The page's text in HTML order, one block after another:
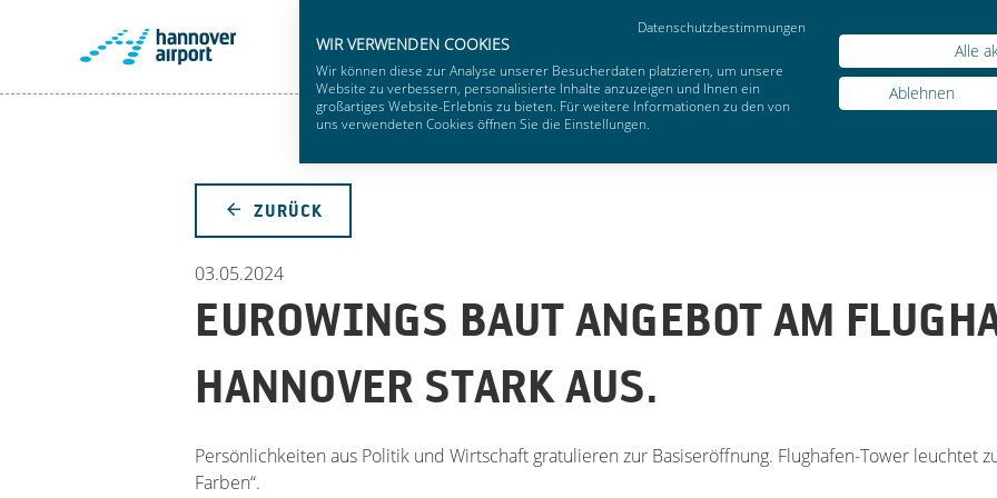
ZURÜCK
03.05.2024
EUROWINGS BAUT ANGEBOT AM
HANNOVER STARK AUS.
Persönlichkeiten aus Politik und Wirtschaft gratulieren zur Basiseröffnung. Flughafen-Tower leuchtet
Farben“.
Datenschutzbestimmungen
WIR VERWENDEN COOKIES
Wir können diese zur Analyse unserer Besucherdaten platzieren, um unsere
Website zu verbessern, personalisierte Inhalte anzuzeigen und Ihnen ein
großartiges Website-Erlebnis zu bieten. Für weitere Informationen zu den von
uns verwendeten Cookies öffnen Sie die Einstellungen.
Alle
Ablehnen